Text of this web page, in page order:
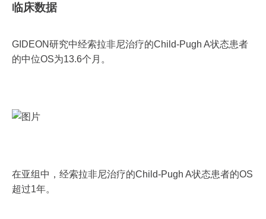
临床数据
GIDEON研究中经索拉非尼治疗的Child-Pugh A状态患者
的中位OS为13.6个月。
在亚组中，经索拉非尼治疗的Child-Pugh A状态患者的OS
超过1年。